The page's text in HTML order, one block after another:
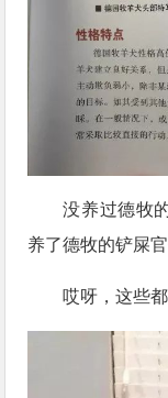
没养过德牧
养了德牧的铲屎
哎呀，这些